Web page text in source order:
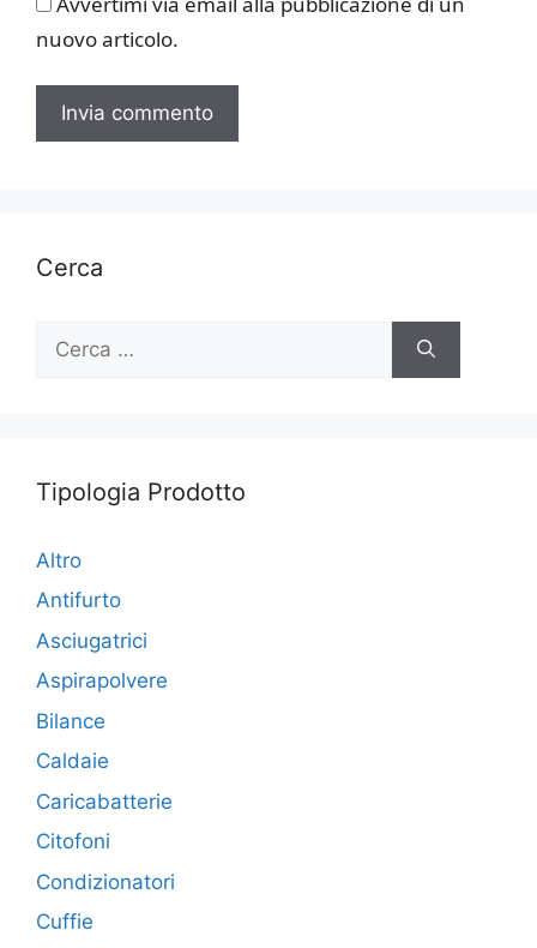
nuovo articolo.
Cerca
per:
Tipologia Prodotto
Altro
Antifurto
Asciugatrici
Aspirapolvere
Bilance
Caldaie
Caricabatterie
Citofoni
Condizionatori
Cuffie